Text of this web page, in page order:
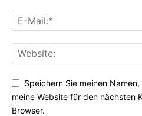
Speichern Sie meinen
meine Website für den nächsten
Browser.